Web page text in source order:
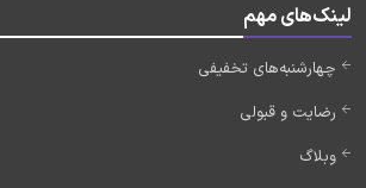
لینک‌های مهم
چهارشنبه‌های تخفیفی
رضایت و قبولی
وبلاگ